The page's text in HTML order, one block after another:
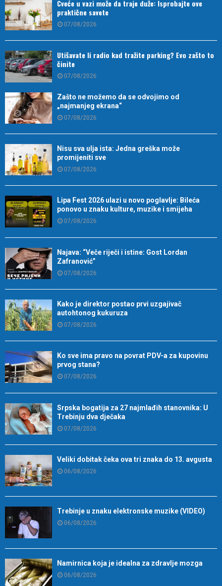
Cveće u vazi može da traje duže: Isprobajte ove
praktične savete
07/08/2026
Utišavate li radio kad tražite parking? Evo zašto to
činite
07/08/2026
Zašto ne možemo da se odvojimo od
„najmanjeg ekrana“
07/08/2026
Nisu sva ulja ista: Jedna greška može
promijeniti sve
07/08/2026
Lipa Fest 2026 ulazi u novo poglavlje: Bileća
ponovo u znaku kulture, muzike i smijeha
07/08/2026
Najava: “Veče riječi i istine: Gost Lordan
Zafranović”
07/08/2026
Kako je direktor postao prvi uzgajivač
autohtonog kukuruza
07/08/2026
Ko sve ima pravo na povrat PDV-a za kupovinu
prvog stana?
07/08/2026
Srpska bogatija za 27 najmlađih stanovnika: U
Trebinju dva dječaka
07/08/2026
Veliki dobitak čeka ova tri znaka do 13. avgusta
06/08/2026
Trebinje u znaku elektronske muzike (VIDEO)
06/08/2026
Namirnica koja je idealna za zdravlje mozga
06/08/2026